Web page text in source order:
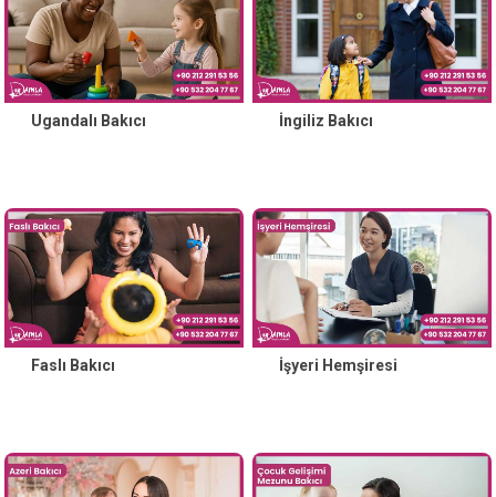
Ugandalı Bakıcı İngiliz Bakıcı
Faslı Bakıcı İşyeri Hemşiresi